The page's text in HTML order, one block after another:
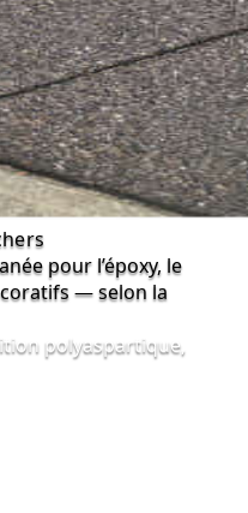
pour l’époxy, le
— selon la
polyaspartique,